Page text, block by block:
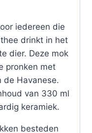
iedereen die
drinkt in het
dier. Deze mok
pronken met
de Havanese.
van 330 ml
keramiek.
besteden